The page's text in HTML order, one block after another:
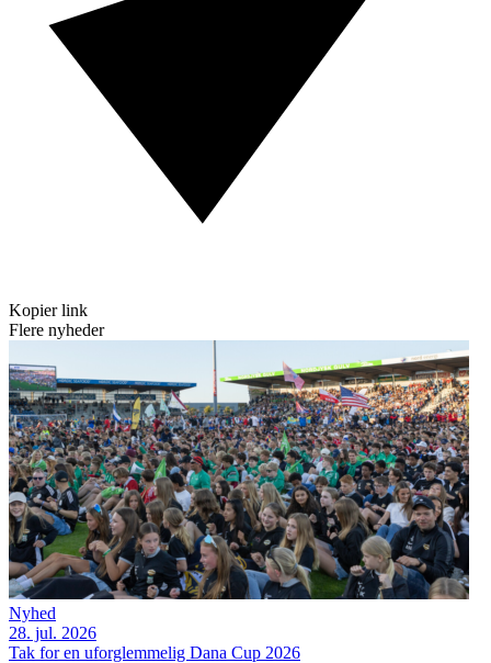
Kopier link
Flere nyheder
Nyhed
28. jul. 2026
Tak for en uforglemmelig Dana Cup 2026